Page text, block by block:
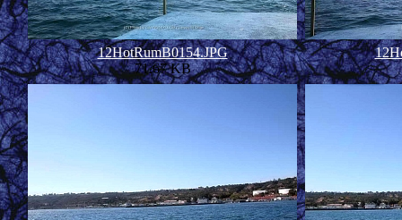
12HotRumB0154.JPG
71.67 KB